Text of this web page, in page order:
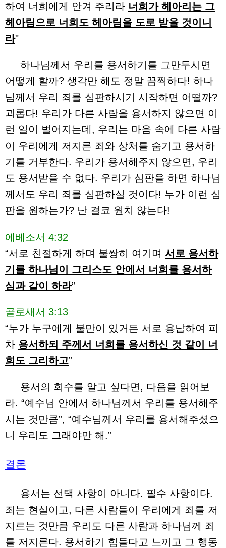
하여 너희에게 안겨 주리라 너희가 헤아리는 그
헤아림으로 너희도 헤아림을 도로 받을 것이니
라"
하나님께서 우리를 용서하기를 그만두시면
어떻게 할까? 생각만 해도 정말 끔찍하다! 하나
님께서 우리 죄를 심판하시기 시작하면 어떨까?
괴롭다! 우리가 다른 사람을 용서하지 않으면 이
런 일이 벌어지는데, 우리는 마음 속에 다른 사람
이 우리에게 저지른 죄와 상처를 숨기고 용서하
기를 거부한다. 우리가 용서해주지 않으면, 우리
도 용서받을 수 없다. 우리가 심판을 하면 하나님
께서도 우리 죄를 심판하실 것이다! 누가 이런 심
판을 원하는가? 난 결코 원치 않는다!
에베소서 4:32
“서로 친절하게 하며 불쌍히 여기며 서로 용서하
기를 하나님이 그리스도 안에서 너희를 용서하
심과 같이 하라”
골로새서 3:13
“누가 누구에게 불만이 있거든 서로 용납하여 피
차 용서하되 주께서 너희를 용서하신 것 같이 너
희도 그리하고”
용서의 회수를 알고 싶다면, 다음을 읽어보
라. “예수님 안에서 하나님께서 우리를 용서해주
시는 것만큼”, “예수님께서 우리를 용서해주셨으
니 우리도 그래야만 해.”
결론
용서는 선택 사항이 아니다. 필수 사항이다.
죄는 현실이고, 다른 사람들이 우리에게 죄를 저
지르는 것만큼 우리도 다른 사람과 하나님께 죄
를 저지른다. 용서하기 힘들다고 느끼고 그 행동